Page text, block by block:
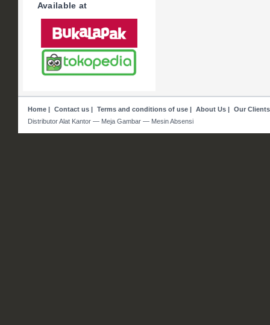
Available at
Home| Contact us| Terms and conditions of use| About Us| Our Clients
Distributor Alat Kantor — Meja Gambar — Mesin Absensi